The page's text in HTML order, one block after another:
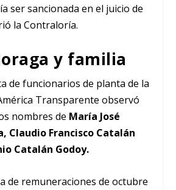
ser sancionada en el juicio de
la Contraloría.
y familia
de funcionarios de planta de la
Transparente observó
nombres de María José
Claudio Francisco Catalán
Catalán Godoy.
de remuneraciones de octubre